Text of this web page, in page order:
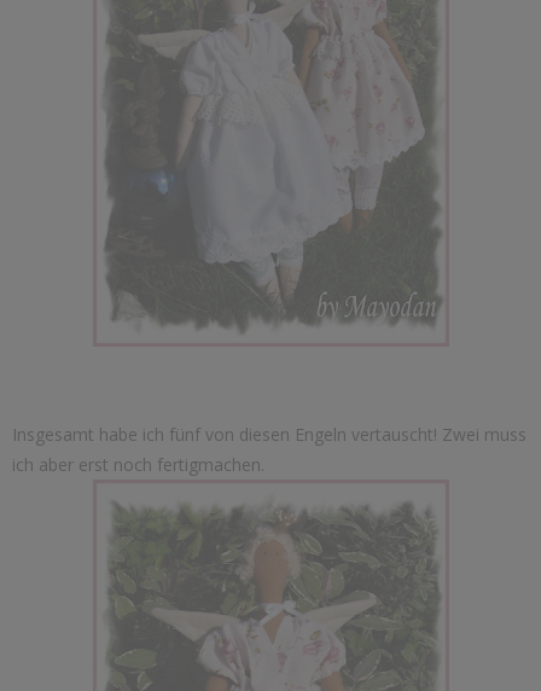
Insgesamt habe ich fünf von diesen Engeln vertauscht! Zwei muss
ich aber erst noch fertigmachen.